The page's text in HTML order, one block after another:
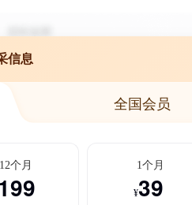
信息
全国会员
12个月 1个月
¥39